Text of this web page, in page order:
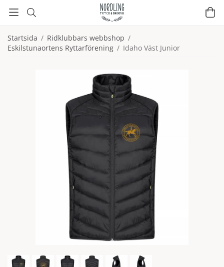
Startsida / Ridklubbars webbshop /
Eskilstunaortens Ryttarförening / Idaho Väst Junior